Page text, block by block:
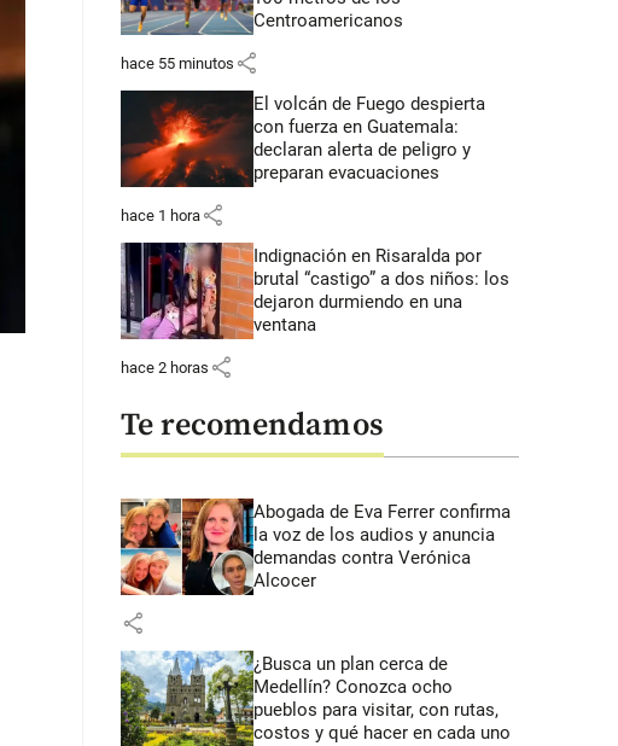
Centroamericanos
hace 55 minutos share
El volcán de Fuego despierta
con fuerza en Guatemala:
declaran alerta de peligro y
preparan evacuaciones
hace 1 hora share
Indignación en Risaralda por
brutal “castigo” a dos niños: los
dejaron durmiendo en una
ventana
hace 2 horas share
Te recomendamos
Abogada de Eva Ferrer confirma
la voz de los audios y anuncia
demandas contra Verónica
Alcocer
share
¿Busca un plan cerca de
Medellín? Conozca ocho
pueblos para visitar, con rutas,
costos y qué hacer en cada uno